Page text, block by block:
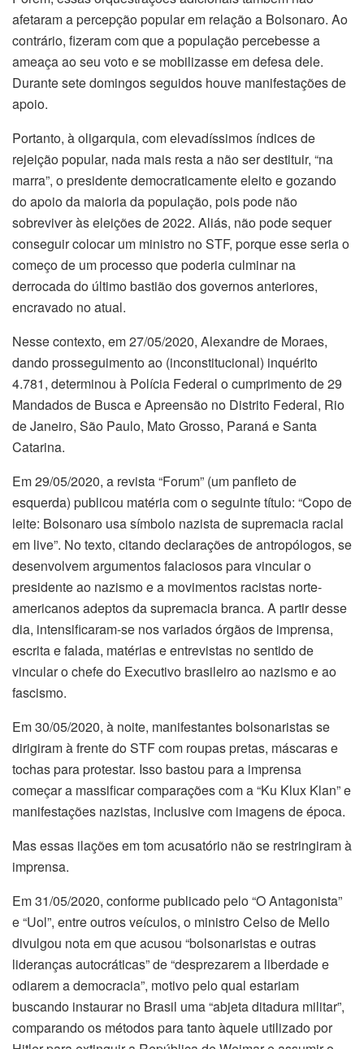
afetaram a percepção popular em relação a Bolsonaro. Ao
contrário, fizeram com que a população percebesse a
ameaça ao seu voto e se mobilizasse em defesa dele.
Durante sete domingos seguidos houve manifestações de
apoio.
Portanto, à oligarquia, com elevadíssimos índices de
rejeição popular, nada mais resta a não ser destituir, “na
marra”, o presidente democraticamente eleito e gozando
do apoio da maioria da população, pois pode não
sobreviver às eleições de 2022. Aliás, não pode sequer
conseguir colocar um ministro no STF, porque esse seria o
começo de um processo que poderia culminar na
derrocada do último bastião dos governos anteriores,
encravado no atual.
Nesse contexto, em 27/05/2020, Alexandre de Moraes,
dando prosseguimento ao (inconstitucional) inquérito
4.781, determinou à Polícia Federal o cumprimento de 29
Mandados de Busca e Apreensão no Distrito Federal, Rio
de Janeiro, São Paulo, Mato Grosso, Paraná e Santa
Catarina.
Em 29/05/2020, a revista “Forum” (um panfleto de
esquerda) publicou matéria com o seguinte título: “Copo de
leite: Bolsonaro usa símbolo nazista de supremacia racial
em live”. No texto, citando declarações de antropólogos, se
desenvolvem argumentos falaciosos para vincular o
presidente ao nazismo e a movimentos racistas norte-
americanos adeptos da supremacia branca. A partir desse
dia, intensificaram-se nos variados órgãos de imprensa,
escrita e falada, matérias e entrevistas no sentido de
vincular o chefe do Executivo brasileiro ao nazismo e ao
fascismo.
Em 30/05/2020, à noite, manifestantes bolsonaristas se
dirigiram à frente do STF com roupas pretas, máscaras e
tochas para protestar. Isso bastou para a imprensa
começar a massificar comparações com a “Ku Klux Klan” e
manifestações nazistas, inclusive com imagens de época.
Mas essas ilações em tom acusatório não se restringiram à
imprensa.
Em 31/05/2020, conforme publicado pelo “O Antagonista”
e “Uol”, entre outros veículos, o ministro Celso de Mello
divulgou nota em que acusou “bolsonaristas e outras
lideranças autocráticas” de “desprezarem a liberdade e
odiarem a democracia”, motivo pelo qual estariam
buscando instaurar no Brasil uma “abjeta ditadura militar”,
comparando os métodos para tanto àquele utilizado por